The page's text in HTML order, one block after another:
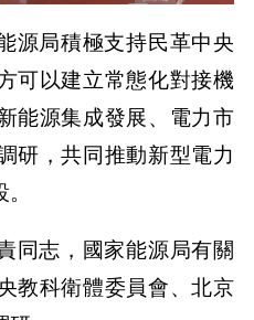
源局積極支持民革中央
可以建立常態化對接機
能源集成發展、電力市
研，共同推動新型電力
同志，國家能源局有關
教科衛體委員會、北京